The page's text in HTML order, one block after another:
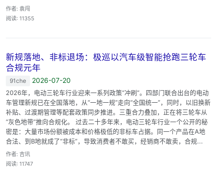
作者: 袁闯
阅读: 11355
新规落地、非标退场：极巡以汽车级智能抢跑三轮车
合规元年
91che 2026-07-20
2026年，电动三轮车行业迎来一系列政策“冲刷”。四部门联合出台的电动
车管理新规已在全国落地，从“一地一规”走向“全国统一”，同时，以旧换新
补贴、过渡期管理等配套政策同步推进。三重合力叠加，正在将三轮车从
“灰色地带”推向合规化。 过去二十多年来，电动三轮车行业一个公开的秘
密是：大量市场份额被成本和价格极低的非标车占据。同一个产品在A地
合法、到B地就成了“非标”，导致消费者不敢买，经销商不敢卖，合规...
作者: 吉讯
阅读: 11747